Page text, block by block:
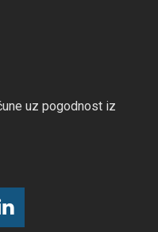
uz pogodnost iz